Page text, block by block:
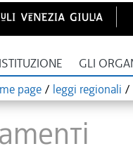
GLI
page / leggi regionali /